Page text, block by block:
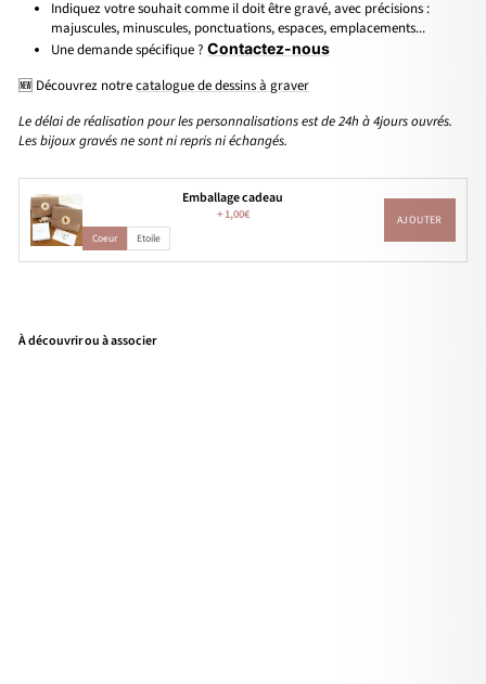
Indiquez votre souhait comme il doit être gravé, avec précisions :
majuscules, minuscules, ponctuations, espaces, emplacements...
Une demande spécifique ? Contactez-nous
🆕 Découvrez notrecatalogue de dessins à graver
Le délai de réalisation pour les personnalisations est de 24h à 4jours ouvrés.
Les bijoux gravés ne sont ni repris ni échangés.
Emballage cadeau
+1,00€
Coeur Etoile
AJOUTER
À découvrir ou à associer